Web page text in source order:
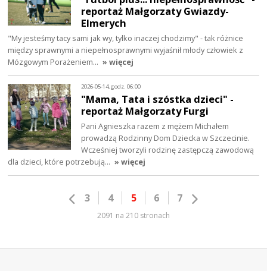
reportaż Małgorzaty Gwiazdy-
Elmerych
"My jesteśmy tacy sami jak wy, tylko inaczej chodzimy" - tak różnice
między sprawnymi a niepełnosprawnymi wyjaśnił młody człowiek z
Mózgowym Porażeniem… » więcej
2026-05-14, godz. 06:00
"Mama, Tata i szóstka dzieci" -
reportaż Małgorzaty Furgi
Pani Agnieszka razem z mężem Michałem
prowadzą Rodzinny Dom Dziecka w Szczecinie.
Wcześniej tworzyli rodzinę zastępczą zawodową
dla dzieci, które potrzebują… » więcej
3 4 5 6 7
2091 na 210 stronach